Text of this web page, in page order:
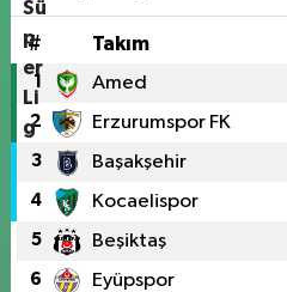
# Takım
1 Amed
2 Erzurumspor FK
3 Başakşehir
4 Kocaelispor
5 Beşiktaş
6 Eyüpspor